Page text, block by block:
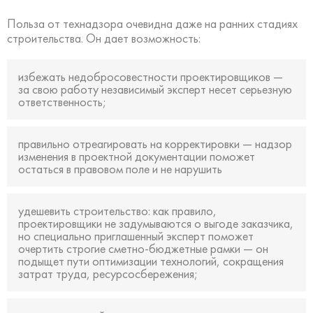
Польза от технадзора очевидна даже на ранних стадиях
строительства. Он дает возможность:
избежать недобросовестности проектировщиков —
за свою работу независимый эксперт несет серьезную
ответственность;
правильно отреагировать на корректировки — надзор
изменения в проектной документации поможет
остаться в правовом поле и не нарушить
удешевить строительство: как правило,
проектировщики не задумываются о выгоде заказчика,
но специально приглашенный эксперт поможет
очертить строгие сметно-бюджетные рамки — он
подыщет пути оптимизации технологий, сокращения
затрат труда, ресурсосбережения;